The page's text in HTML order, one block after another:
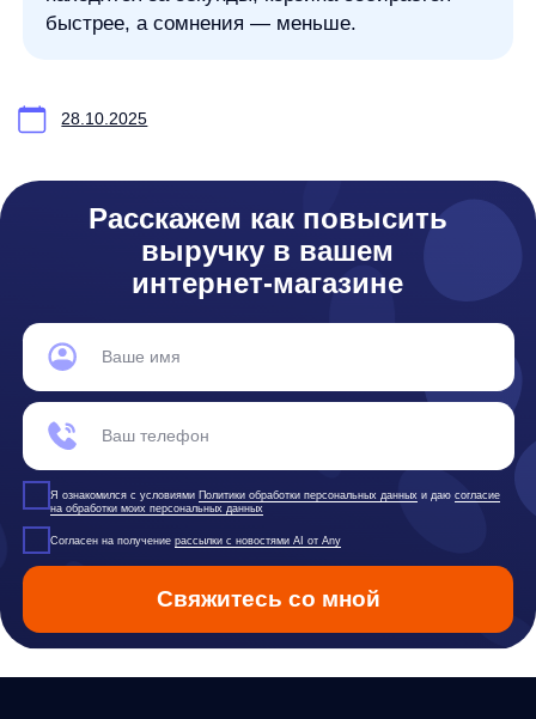
© ООО «Д Технолоджи», 2014-2026
Юридический адрес:121 205, город Москва, тер Инновационного
Фактический адрес:улица Грузинский Вал, 7. Башня 2
программного обеспечения